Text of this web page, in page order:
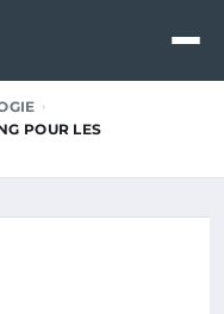
POUR LES